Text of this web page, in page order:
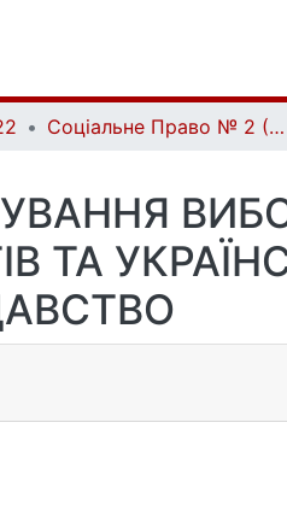
Соціальне Право № 2 (2022)
ТА